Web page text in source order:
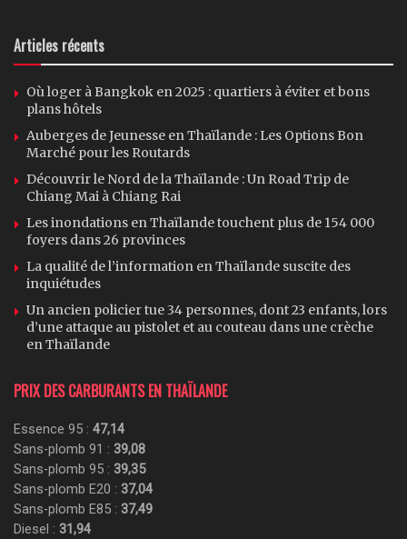
Articles récents
Où loger à Bangkok en 2025 : quartiers à éviter et bons
plans hôtels
Auberges de Jeunesse en Thaïlande : Les Options Bon
Marché pour les Routards
Découvrir le Nord de la Thaïlande : Un Road Trip de
Chiang Mai à Chiang Rai
Les inondations en Thaïlande touchent plus de 154 000
foyers dans 26 provinces
La qualité de l’information en Thaïlande suscite des
inquiétudes
Un ancien policier tue 34 personnes, dont 23 enfants, lors
d’une attaque au pistolet et au couteau dans une crèche
en Thaïlande
PRIX DES CARBURANTS EN THAÏLANDE
Essence 95 : 47,14
Sans-plomb 91 : 39,08
Sans-plomb 95 : 39,35
Sans-plomb E20 : 37,04
Sans-plomb E85 : 37,49
Diesel : 31,94